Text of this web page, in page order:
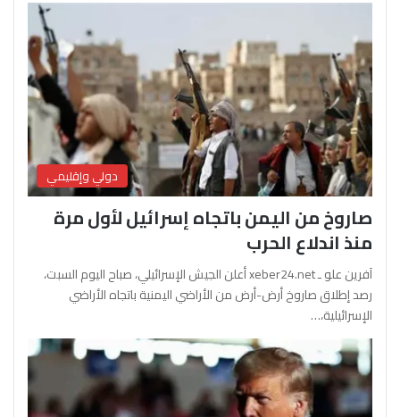
دولي وإقليمي
صاروخ من اليمن باتجاه إسرائيل لأول مرة
منذ اندلاع الحرب
آفرين علو ـ xeber24.net أعلن الجيش الإسرائيلي، صباح اليوم السبت،
رصد إطلاق صاروخ أرض-أرض من الأراضي اليمنية باتجاه الأراضي
الإسرائيلية،…